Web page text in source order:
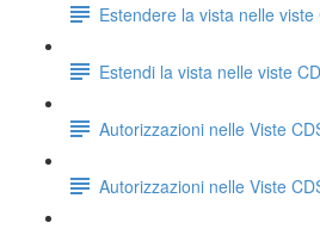
Estendere la vista nelle viste
Estendi la vista nelle viste
Autorizzazioni nelle Viste
Autorizzazioni nelle Viste